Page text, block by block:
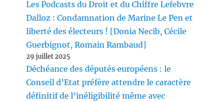
Les Podcasts du Droit et du Chiffre Lefebvre
Dalloz : Condamnation de Marine Le Pen et
liberté des électeurs ! [Donia Necib, Cécile
Guerbignot, Romain Rambaud]
29 juillet 2025
Déchéance des députés européens : le
Conseil d’Etat préfère attendre le caractère
définitif de l’inéligibilité même avec